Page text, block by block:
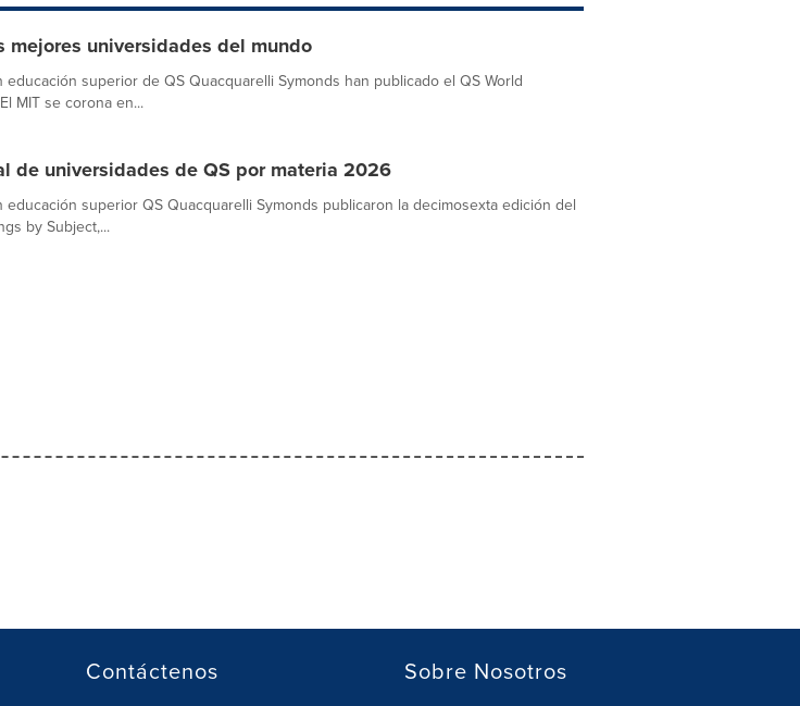
mejores universidades del mundo
superior de QS Quacquarelli Symonds han publicado el QS World
MIT se corona en...
de universidades de QS por materia 2026
superior QS Quacquarelli Symonds publicaron la decimosexta edición del
by Subject,...
Contáctenos Sobre Nosotros